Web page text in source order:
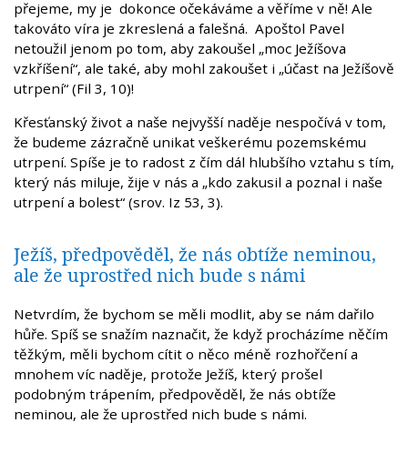
přejeme, my je dokonce očekáváme a věříme v ně! Ale
takováto víra je zkreslená a falešná. Apoštol Pavel
netoužil jenom po tom, aby zakoušel „moc Ježíšova
vzkříšení“, ale také, aby mohl zakoušet i „účast na Ježíšově
utrpení“ (Fil 3, 10)!
Křesťanský život a naše nejvyšší naděje nespočívá v tom,
že budeme zázračně unikat veškerému pozemskému
utrpení. Spíše je to radost z čím dál hlubšího vztahu s tím,
který nás miluje, žije v nás a „kdo zakusil a poznal i naše
utrpení a bolest“ (srov. Iz 53, 3).
Ježíš, předpověděl, že nás obtíže neminou,
ale že uprostřed nich bude s námi
Netvrdím, že bychom se měli modlit, aby se nám dařilo
hůře. Spíš se snažím naznačit, že když procházíme něčím
těžkým, měli bychom cítit o něco méně rozhořčení a
mnohem víc naděje, protože Ježíš, který prošel
podobným trápením, předpověděl, že nás obtíže
neminou, ale že uprostřed nich bude s námi.